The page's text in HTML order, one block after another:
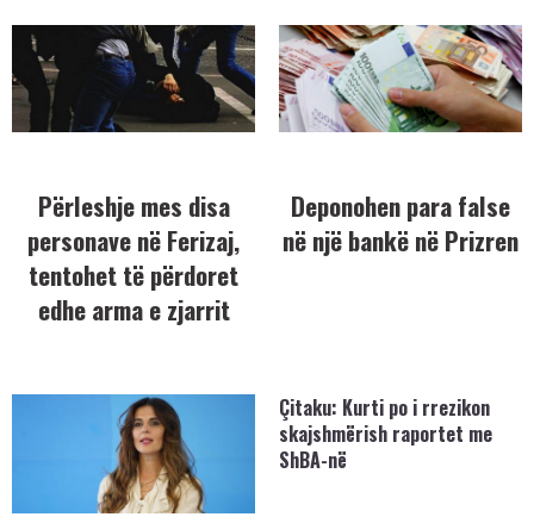
Përleshje mes disa
personave në Ferizaj,
tentohet të përdoret
edhe arma e zjarrit
Deponohen para false
në një bankë në Prizren
Çitaku: Kurti po i rrezikon
skajshmërish raportet me
ShBA-në